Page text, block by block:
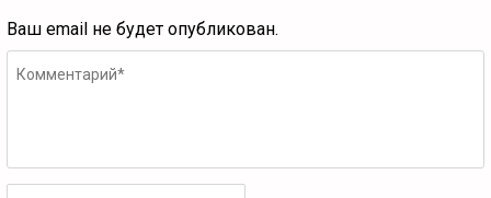
Ваш email не будет опубликован.